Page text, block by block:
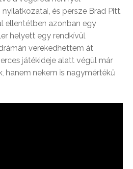
és persze Brad Pitt.
ellentétben azonban egy
helyett egy rendkívül
verekedhettem át
játékideje alatt végül már
hanem nekem is nagymértékű